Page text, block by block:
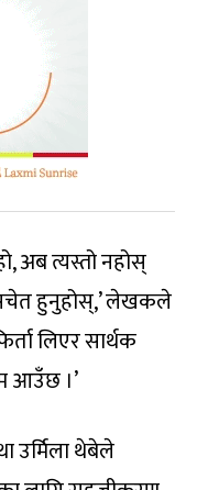
अब त्यस्तो नहोस्
हुनुहोस्,’ लेखकले
लिएर सार्थक
आउँछ ।’
उर्मिला थेबेले